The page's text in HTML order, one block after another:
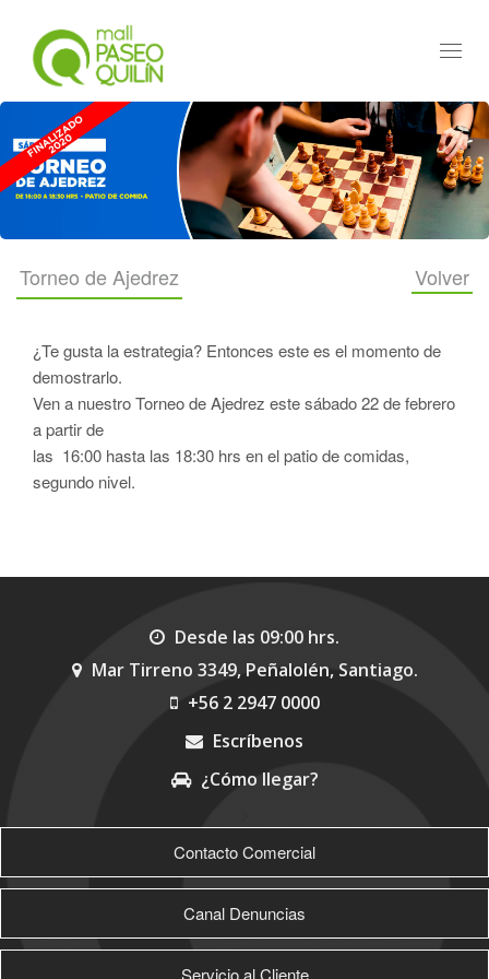
Torneo de Ajedrez Volver
¿Te gusta la estrategia? Entonces este es el momento de
demostrarlo.
Ven a nuestro Torneo de Ajedrez este sábado 22 de febrero
a partir de
las 16:00 hasta las 18:30 hrs en el patio de comidas,
segundo nivel.
Desde las 09:00 hrs.
Mar Tirreno 3349, Peñalolén, Santiago.
+56 2 2947 0000
Escríbenos
¿Cómo llegar?
Contacto Comercial
Canal Denuncias
Servicio al Cliente